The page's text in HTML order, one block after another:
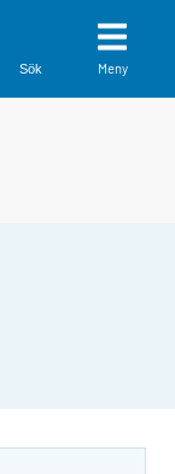
Sök Meny